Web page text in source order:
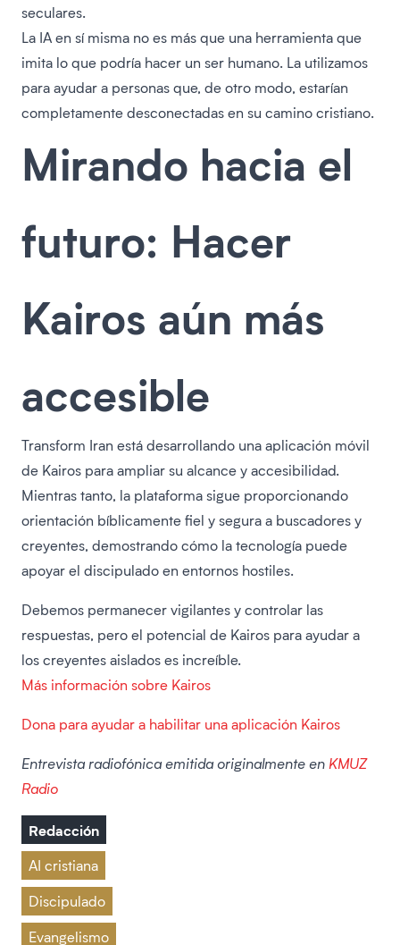
seculares.
La IA en sí misma no es más que una herramienta que
imita lo que podría hacer un ser humano. La utilizamos
para ayudar a personas que, de otro modo, estarían
completamente desconectadas en su camino cristiano.
Mirando hacia el
futuro: Hacer
Kairos aún más
accesible
Transform Iran está desarrollando una aplicación móvil
de Kairos para ampliar su alcance y accesibilidad.
Mientras tanto, la plataforma sigue proporcionando
orientación bíblicamente fiel y segura a buscadores y
creyentes, demostrando cómo la tecnología puede
apoyar el discipulado en entornos hostiles.
Debemos permanecer vigilantes y controlar las
respuestas, pero el potencial de Kairos para ayudar a
los creyentes aislados es increíble.
Más información sobre Kairos
Dona para ayudar a habilitar una aplicación Kairos
Entrevista radiofónica emitida originalmente en KMUZ
Radio
Redacción
AI cristiana
Discipulado
Evangelismo